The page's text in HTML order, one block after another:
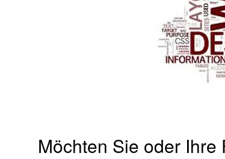
Möchten Sie oder